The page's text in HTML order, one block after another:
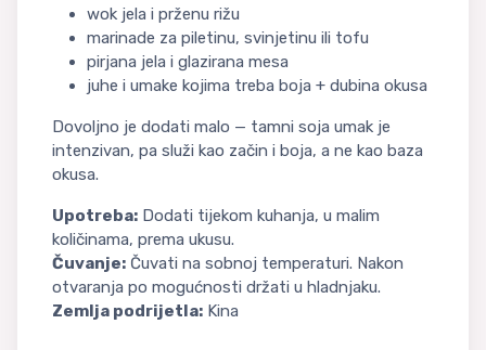
wok jela i prženu rižu
marinade za piletinu, svinjetinu ili tofu
pirjana jela i glazirana mesa
juhe i umake kojima treba boja + dubina okusa
Dovoljno je dodati malo — tamni soja umak je
intenzivan, pa služi kao začin i boja, a ne kao baza
okusa.
Upotreba: Dodati tijekom kuhanja, u malim
količinama, prema ukusu.
Čuvanje: Čuvati na sobnoj temperaturi. Nakon
otvaranja po mogućnosti držati u hladnjaku.
Zemlja podrijetla: Kina